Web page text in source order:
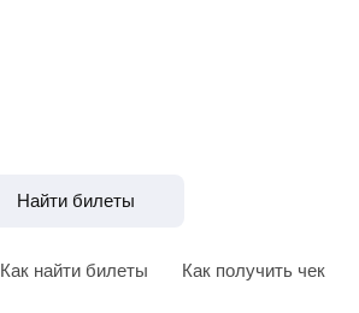
Найти билеты
Как найти билеты Как получить чек